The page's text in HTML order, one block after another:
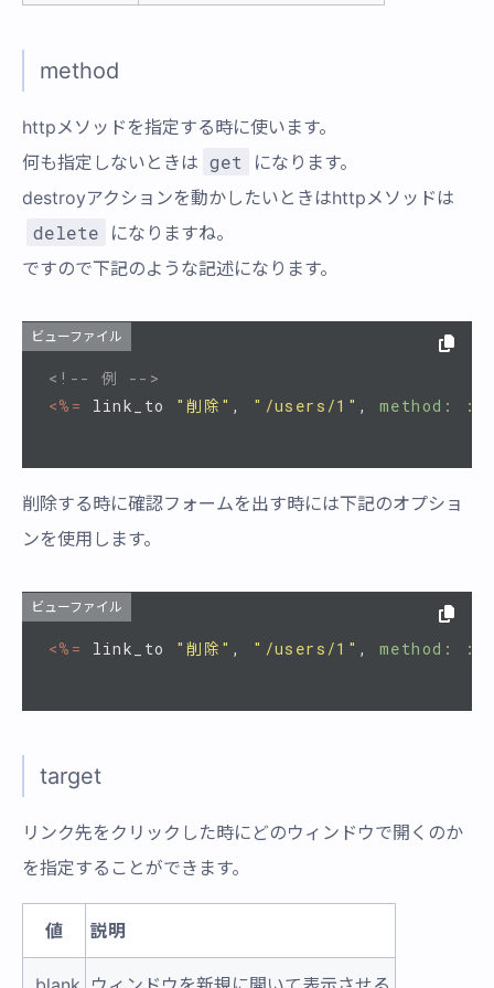
method
httpメソッドを指定する時に使います。
何も指定しないときは get
になります。
destroyアクションを動かしたいときはhttpメソッドは
delete
になりますね。
ですので下記のような記述になります。
ビューファイル
<!-- 例 -->
<%=
link_to "削除" , "/users/1" , method:
削除する時に確認フォームを出す時には下記のオプショ
ンを使用します。
ビューファイル
<%= link_to "削除" , "/users/1" , method:
target
リンク先をクリックした時にどのウィンドウで開くのか
を指定することができます。
値 説明